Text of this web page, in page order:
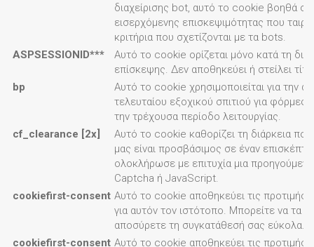
διαχείρισης bot, αυτό το cookie βοηθά
εισερχόμενης επισκεψιμότητας που
κριτήρια που σχετίζονται με τα bots.
ASPSESSIONID***
Αυτό το cookie ορίζεται μόνο κατά τη
επίσκεψης. Δεν αποθηκεύει ή στείλει
bp
Αυτό το cookie χρησιμοποιείται για την
τελευταίου εξοχικού σπιτιού για φόρμες
την τρέχουσα περίοδο λειτουργίας.
cf_clearance [2x]
Αυτό το cookie καθορίζει τη διάρκεια
μας είναι προσβάσιμος σε έναν
ολοκλήρωσε με επιτυχία μια
Captcha ή JavaScript.
cookiefirst-consent Αυτό το cookie αποθηκεύει τις
για αυτόν τον ιστότοπο. Μπορείτε να τα
αποσύρετε τη συγκατάθεσή σας εύκολα.
cookiefirst-consent Αυτό το cookie αποθηκεύει τις